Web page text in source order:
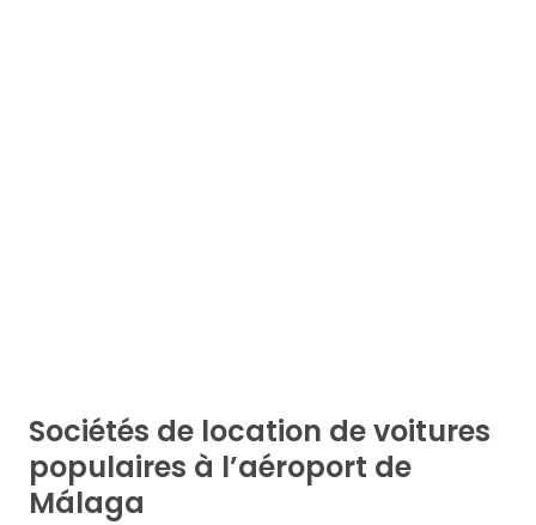
Sociétés de location de voitures
populaires à l’aéroport de
Málaga